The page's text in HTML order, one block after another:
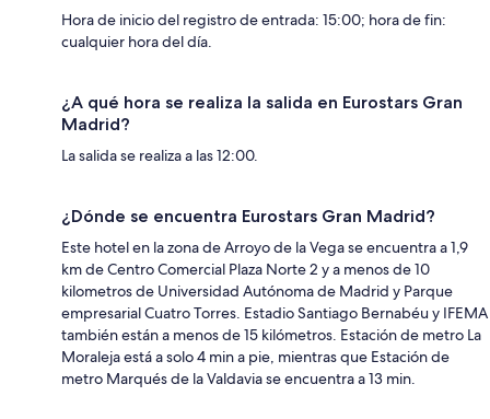
Hora de inicio del registro de entrada: 15:00; hora de fin:
cualquier hora del día.
¿A qué hora se realiza la salida en Eurostars Gran
Madrid?
La salida se realiza a las 12:00.
¿Dónde se encuentra Eurostars Gran Madrid?
Este hotel en la zona de Arroyo de la Vega se encuentra a 1,9
km de Centro Comercial Plaza Norte 2 y a menos de 10
kilometros de Universidad Autónoma de Madrid y Parque
empresarial Cuatro Torres. Estadio Santiago Bernabéu y IFEMA
también están a menos de 15 kilómetros. Estación de metro La
Moraleja está a solo 4 min a pie, mientras que Estación de
metro Marqués de la Valdavia se encuentra a 13 min.